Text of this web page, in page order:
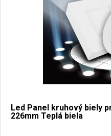
Led Panel kruhový biely
226mm Teplá biela